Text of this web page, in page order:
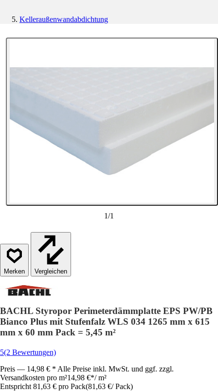
Kelleraußenwandabdichtung
1/1
Vergleichen
BACHL Styropor Perimeterdämmplatte EPS PW/PB
Bianco Plus mit Stufenfalz WLS 034 1265 mm x 615
mm x 60 mm Pack = 5,45 m²
5(2 Bewertungen)
Preis — 14,98 € * Alle Preise inkl. MwSt. und ggf. zzgl.
Versandkosten pro m²14,98 €*/ m²
Entspricht 81,63 € pro Pack(81,63 €/ Pack)